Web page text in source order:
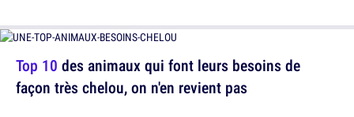
Top 10 des animaux qui font leurs besoins de
façon très chelou, on n'en revient pas